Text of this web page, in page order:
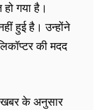
गया है।
हुई है। उन्होंने
की मदद
खबर के अनुसार